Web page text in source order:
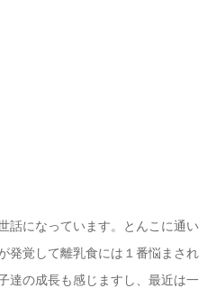
話になっています。とんこに通い
発覚して離乳食には１番悩まされ
達の成長も感じますし、最近は一